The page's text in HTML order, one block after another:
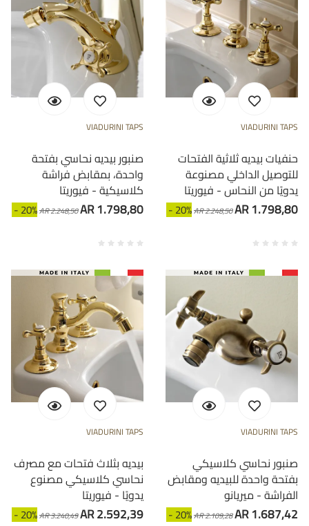
VIADURINI TAPS
صنبور بيديه نحاسي بفتحة
واحدة، بمقابض فراشة
كلاسيكية - فيوريتا
- 20%AR 2.248,50AR 1.798,80
VIADURINI TAPS
حنفيات بيديه ثلاثية الفتحات
للتوصيل الداخلي مصنوعة
يدويًا من النحاس - فيوريتا
- 20%AR 2.248,50AR 1.798,80
VIADURINI TAPS
بيديه بثلاث فتحات مع مصرف
نحاسي كلاسيكي مصنوع
يدويًا - فيوريتا
- 20%AR 3.240,49AR 2.592,39
VIADURINI TAPS
صنبور نحاسي كلاسيكي
بفتحة واحدة للبيديه ومقابض
الفراشة - ميريانو
- 20%AR 2.109,28AR 1.687,42